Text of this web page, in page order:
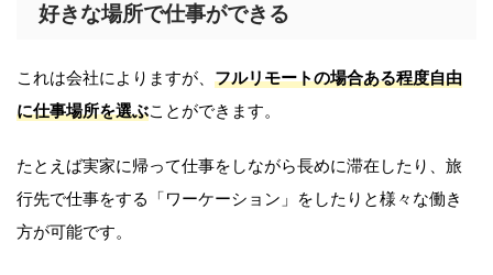
好きな場所で仕事ができる
これは会社によりますが、 フルリモートの場合ある程度自由
に仕事場所を選ぶことができます。
たとえば実家に帰って仕事をしながら長めに滞在したり、旅
行先で仕事をする「ワーケーション」をしたりと様々な働き
方が可能です。